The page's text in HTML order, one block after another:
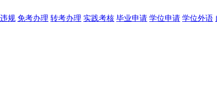
规 免考办理 转考办理 实践考核 毕业申请 学位申请 学位外语